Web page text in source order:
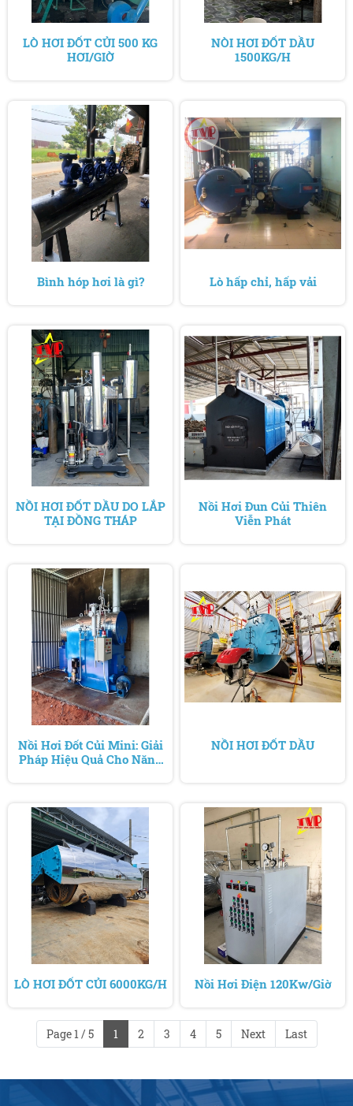
LÒ HƠI ĐỐT CỦI 500 KG
HƠI/GIỜ
NÒI HƠI ĐỐT DẦU
1500KG/H
Bình hóp hơi là gì? Lò hấp chỉ, hấp vải
NỒI HƠI ĐỐT DẦU DO LẮP
TẠI ĐỒNG THÁP
Nồi Hơi Đun Củi Thiên
Viễn Phát
Nồi Hơi Đốt Củi Mini: Giải
Pháp Hiệu Quả Cho Năng
NỒI HƠI ĐỐT DẦU
LÒ HƠI ĐỐT CỦI 6000KG/H Nồi Hơi Điện 120Kw/Giờ
Page 1 / 5 1 2 3 4 5 Next Last